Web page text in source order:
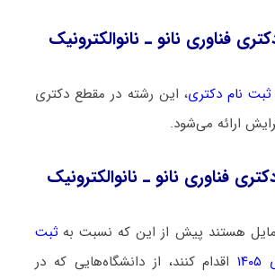
ﻓﻨﺎوری ﻧﺎﻧﻮ ـ ﻧﺎﻧﻮاﻟﻜﺘﺮونیک
ثبت نام دکتری، این رشته در مقطع دکتری
ارائه می‌شود.
ﻓﻨﺎوری ﻧﺎﻧﻮ ـ ﻧﺎﻧﻮاﻟﻜﺘﺮونیک
مایل هستند پیش از این که نسبت به ثبت
اقدام کنند، از دانشگاه‌هایی که در